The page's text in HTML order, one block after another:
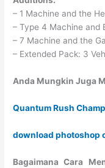
– 1 Machine and the
– Type 4 Machine and
– 7 Machine and the
– Extended Pack: 3
Anda Mungkin Juga
Quantum Rush
download photoshop
Bagaimana Cara